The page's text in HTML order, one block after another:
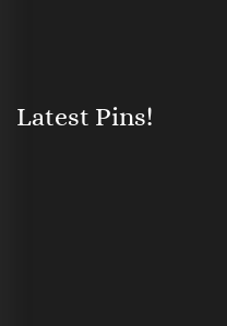
Latest Pins!